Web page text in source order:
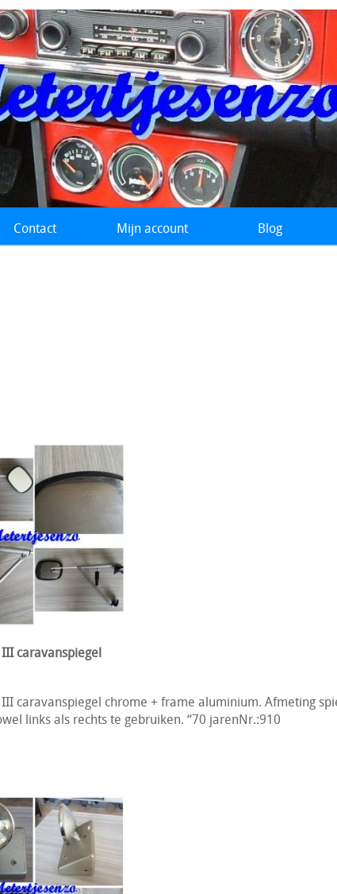
Contact Mijn account Blog
caravanspiegel
caravanspiegel chrome + frame aluminium. Afmeting
links als rechts te gebruiken. “70 jarenNr.:910